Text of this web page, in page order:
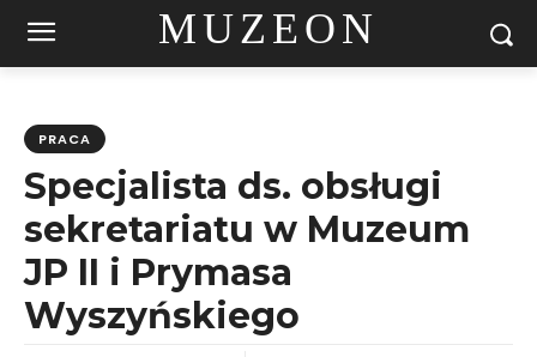
MUZEON
PRACA
Specjalista ds. obsługi
sekretariatu w Muzeum
JP II i Prymasa
Wyszyńskiego